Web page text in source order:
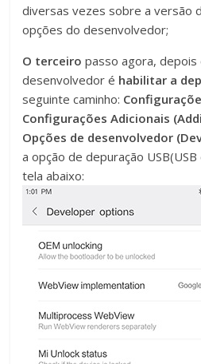
diversas vezes sobre a versão
opções do desenvolvedor;
O terceiro passo agora,
desenvolvedor é habilitar a
seguinte caminho:
Configurações Adicionais
Opções de desenvolvedor
a opção de depuração
tela abaixo: